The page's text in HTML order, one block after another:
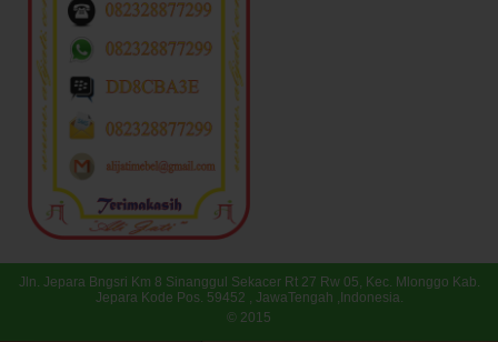
Jln. Jepara Bngsri Km 8 Sinanggul Sekacer Rt 27 Rw 05, Kec. Mlonggo Kab.
Jepara Kode Pos. 59452 , JawaTengah ,Indonesia.
© 2015